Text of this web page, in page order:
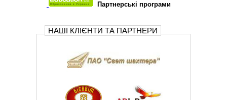
Партнерські програми
НАШІ КЛІЄНТИ ТА ПАРТНЕРИ